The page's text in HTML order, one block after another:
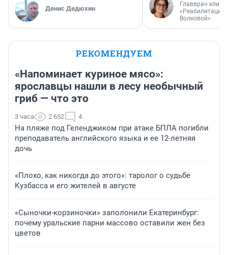
Денис Дедюхин
Главврач
«Реабилитация
Волковой»
РЕКОМЕНДУЕМ
«Напоминает куриное мясо»:
ярославцы нашли в лесу необычный
гриб — что это
3 часа 2 652 4
На пляже под Геленджиком при атаке БПЛА погибли
преподаватель английского языка и ее 12-летняя
дочь
«Плохо, как никогда до этого»: таролог о судьбе
Кузбасса и его жителей в августе
«Сыночки-корзиночки» заполонили Екатеринбург:
почему уральские парни массово оставили жен без
цветов